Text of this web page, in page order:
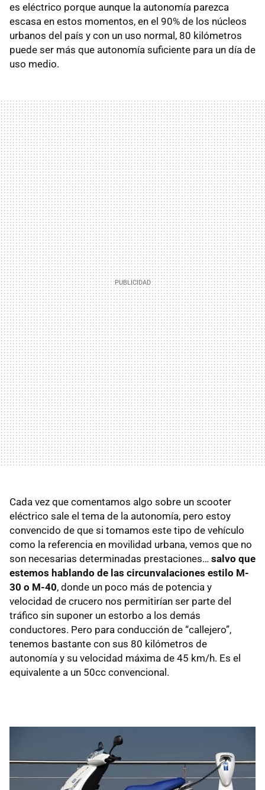
es eléctrico porque aunque la autonomía parezca
escasa en estos momentos, en el 90% de los núcleos
urbanos del país y con un uso normal, 80 kilómetros
puede ser más que autonomía suficiente para un día de
uso medio.
Cada vez que comentamos algo sobre un scooter
eléctrico sale el tema de la autonomía, pero estoy
convencido de que si tomamos este tipo de vehículo
como la referencia en movilidad urbana, vemos que no
son necesarias determinadas prestaciones… salvo que
estemos hablando de las circunvalaciones estilo M-
30 o M-40, donde un poco más de potencia y
velocidad de crucero nos permitirían ser parte del
tráfico sin suponer un estorbo a los demás
conductores. Pero para conducción de “callejero”,
tenemos bastante con sus 80 kilómetros de
autonomía y su velocidad máxima de 45 km/h. Es el
equivalente a un 50cc convencional.